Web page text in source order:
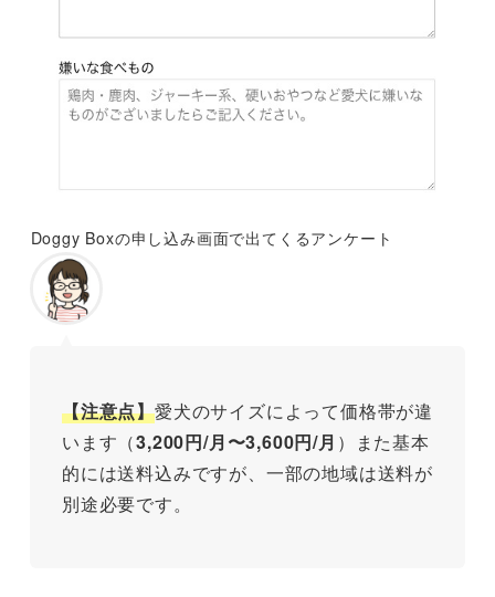
Doggy Boxの申し込み画面で出てくるアンケート
【注意点】愛犬のサイズによって価格帯が違
います（3,200円/月〜3,600円/月 ）また基本
的には送料込みですが、一部の地域は送料が
別途必要です。